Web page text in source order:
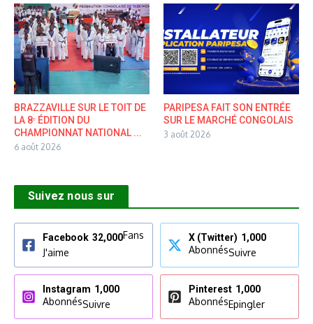
BRAZZAVILLE SUR LE TOIT DE
LA 8ᵉ ÉDITION DU
CHAMPIONNAT NATIONAL ...
6 août 2026
PARIPESA FAIT SON ENTRÉE
SUR LE MARCHÉ CONGOLAIS
3 août 2026
Suivez nous sur
Facebook 32,000Fans
J'aime
X (Twitter) 1,000
AbonnésSuivre
Instagram 1,000
AbonnésSuivre
Pinterest 1,000
AbonnésEpingler